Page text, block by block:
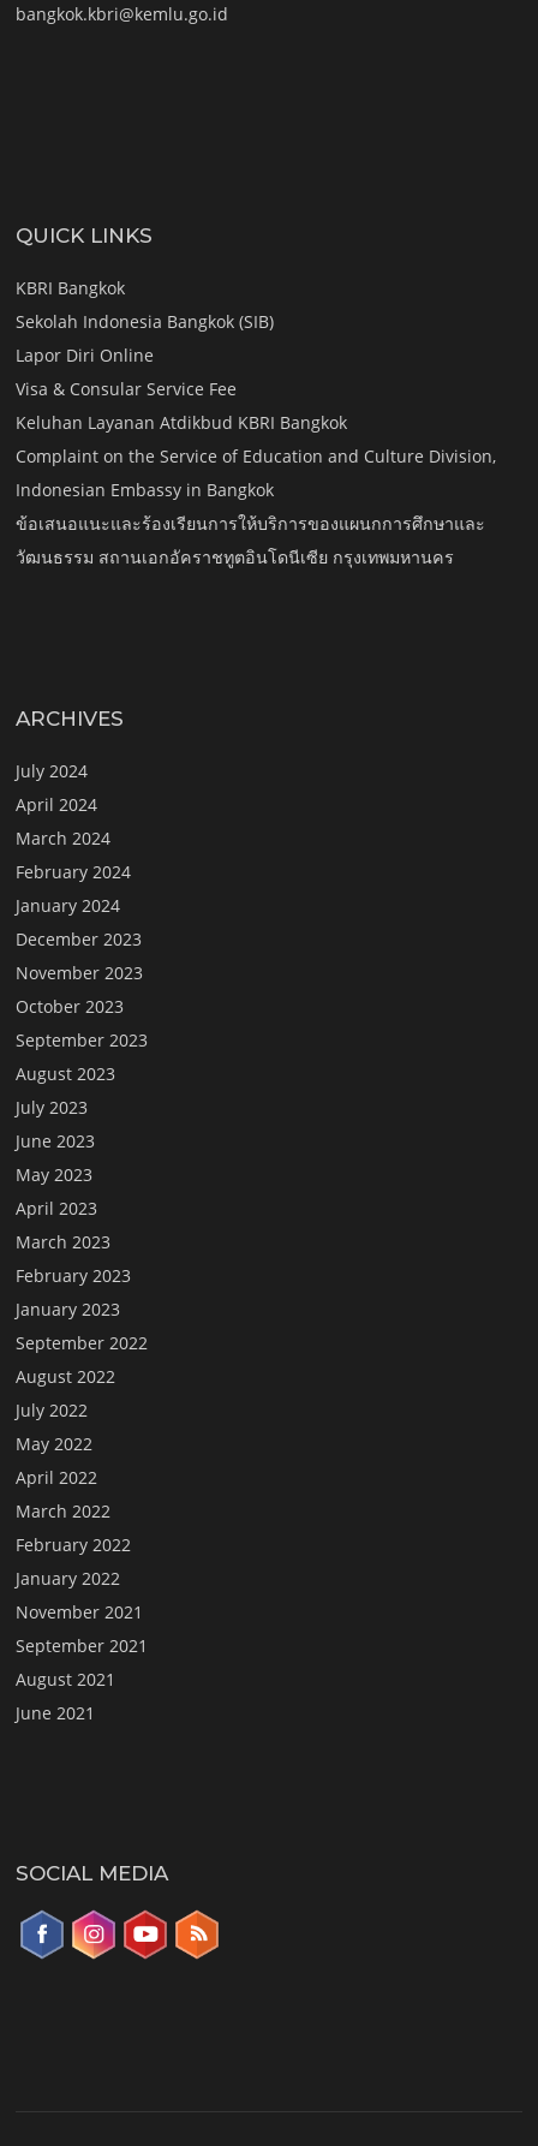
bangkok.kbri@kemlu.go.id
QUICK LINKS
KBRI Bangkok
Sekolah Indonesia Bangkok (SIB)
Lapor Diri Online
Visa & Consular Service Fee
Keluhan Layanan Atdikbud KBRI Bangkok
Complaint on the Service of Education and Culture Division,
Indonesian Embassy in Bangkok
ข้อเสนอแนะและร้องเรียนการให้บริการของแผนกการศึกษาและ
วัฒนธรรม สถานเอกอัคราชทูตอินโดนีเซีย กรุงเทพมหานคร
ARCHIVES
July 2024
April 2024
March 2024
February 2024
January 2024
December 2023
November 2023
October 2023
September 2023
August 2023
July 2023
June 2023
May 2023
April 2023
March 2023
February 2023
January 2023
September 2022
August 2022
July 2022
May 2022
April 2022
March 2022
February 2022
January 2022
November 2021
September 2021
August 2021
June 2021
SOCIAL MEDIA